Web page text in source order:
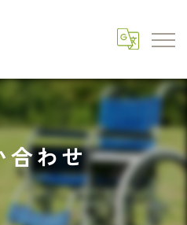
合わせ